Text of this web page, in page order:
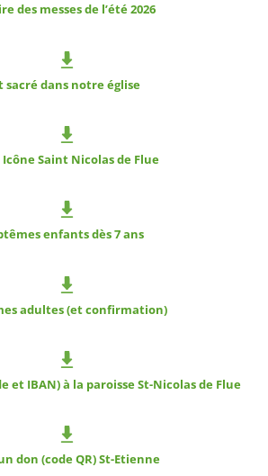
des messes de l’été 2026
sacré dans notre église
Saint Nicolas de Flue
enfants dès 7 ans
adultes (et confirmation)
et IBAN) à la paroisse St-Nicolas de Flue
don (code QR) St-Etienne